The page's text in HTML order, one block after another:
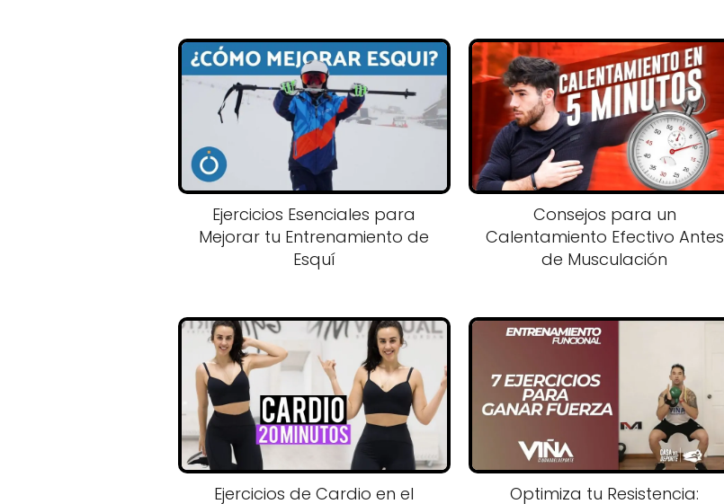
Ejercicios Esenciales para
Mejorar tu Entrenamiento de
Esquí
Consejos para un
Calentamiento Efectivo Antes
de Musculación
Ejercicios de Cardio en el
Optimiza tu Resistencia: